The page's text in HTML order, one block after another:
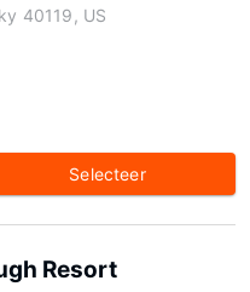
40119, US
Selecteer
Resort